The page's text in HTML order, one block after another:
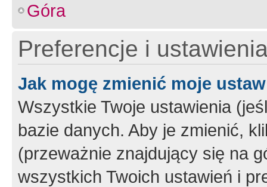
Góra
Preferencje i
Jak mogę zmienić moje
Wszystkie Twoje ustawienia
bazie danych. Aby je zmienić,
(przeważnie znajdujący się na
wszystkich Twoich ustawień i